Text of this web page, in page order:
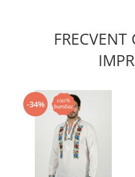
FRECVENT
-34%